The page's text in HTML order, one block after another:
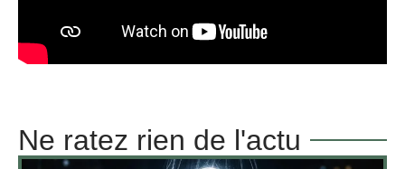
Ne ratez rien de l'actu